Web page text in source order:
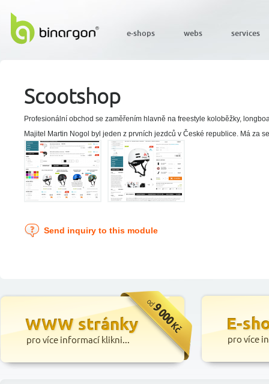
Scootshop
Profesionální obchod se zaměřením hlavně na freestyle koloběžky,
Majitel Martin Nogol byl jeden z prvních jezdců v České republice. Má za
Send inquiry to this module
e-shops webs services